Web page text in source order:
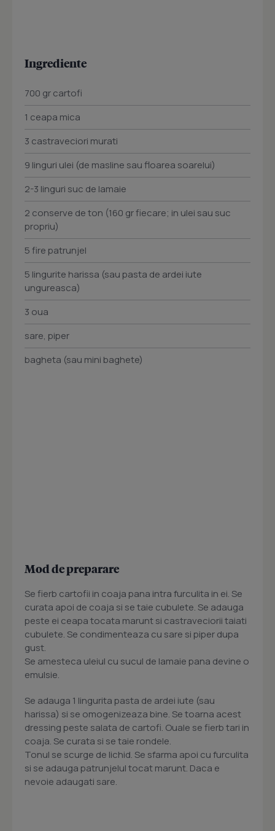
Ingrediente
700 gr cartofi
1 ceapa mica
3 castraveciori murati
9 linguri ulei (de masline sau floarea soarelui)
2-3 linguri suc de lamaie
2 conserve de ton (160 gr fiecare; in ulei sau suc
propriu)
5 fire patrunjel
5 lingurite harissa (sau pasta de ardei iute
ungureasca)
3 oua
sare, piper
bagheta (sau mini baghete)
Mod de preparare
Se fierb cartofii in coaja pana intra furculita in ei. Se
curata apoi de coaja si se taie cubulete. Se adauga
peste ei ceapa tocata marunt si castraveciorii taiati
cubulete. Se condimenteaza cu sare si piper dupa
gust.
Se amesteca uleiul cu sucul de lamaie pana devine o
emulsie.
Se adauga 1 lingurita pasta de ardei iute (sau
harissa) si se omogenizeaza bine. Se toarna acest
dressing peste salata de cartofi. Ouale se fierb tari in
coaja. Se curata si se taie rondele.
Tonul se scurge de lichid. Se sfarma apoi cu furculita
si se adauga patrunjelul tocat marunt. Daca e
nevoie adaugati sare.